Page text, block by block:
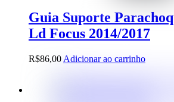
Guia Suporte
Ld Focus 2014/2017
R$86,00 Adicionar ao carrinho